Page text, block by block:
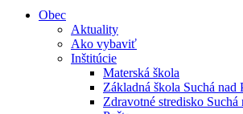
Obec
Aktuality
Ako vybaviť
Inštitúcie
Materská škola
Základná škola Suchá nad
Zdravotné stredisko Suchá